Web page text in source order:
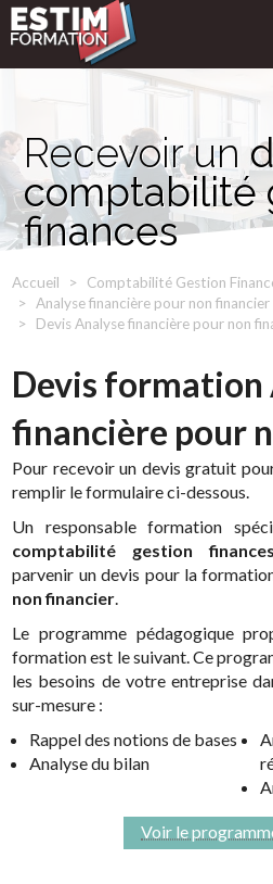
Recevoir un
comptabilité
finances
Accueil
Comptabilité Gestion
Analyse financière pour non financier
Devis Analyse financière pour non
Devis formation
financière pour
Pour recevoir un devis gratuit
remplir le formulaire ci-dessous.
Un responsable formation
comptabilité gestion finances
parvenir un devis pour la
non financier.
Le programme pédagogique
formation est le suivant. Ce
les besoins de votre entreprise
sur-mesure :
Rappel des notions de bases
Analyse du bilan
Voir le